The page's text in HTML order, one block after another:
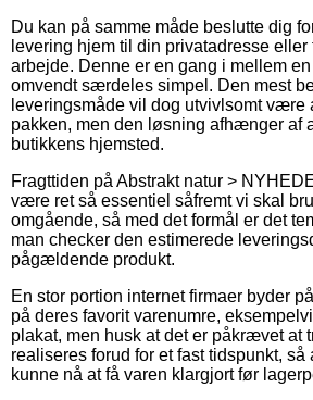
Du kan på samme måde beslutte dig
levering hjem til din privatadresse
arbejde. Denne er en gang i mellem
omvendt særdeles simpel. Den mest
leveringsmåde vil dog utvivlsomt være
pakken, men den løsning afhænger af
butikkens hjemsted.
Fragttiden på Abstrakt natur >
være ret så essentiel såfremt vi skal
omgående, så med det formål er det
man checker den estimerede
pågældende produkt.
En stor portion internet firmaer byder
på deres favorit varenumre,
plakat, men husk at det er påkrævet at
realiseres forud for et fast tidspunkt, så
kunne nå at få varen klargjort før